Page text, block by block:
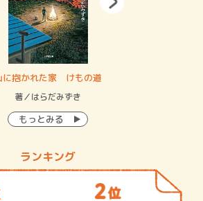
に抱かれた家 けもの道
著／はらだみずき
もっとみる
ランキング